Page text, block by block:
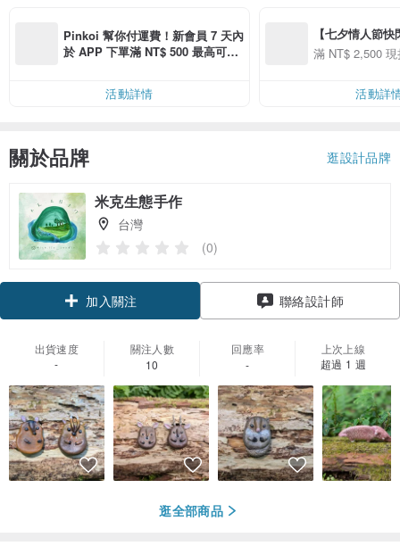
Pinkoi 幫你付運費！新會員 7 天內
於 APP 下單滿 NT$ 500 最高可折
活動詳情
【七夕情人節
用 APP 購買任
滿 NT$ 2,500
活動詳
關於品牌 逛設計品牌
米克生態手作
台灣
(0)
加入關注 聯絡設計師
出貨速度
-
關注人數
10
回應率
-
上次上線
超過 1 週
逛全部商品